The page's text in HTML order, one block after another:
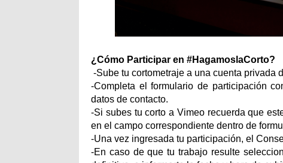
¿Cómo Participar en #HagamoslaCorto?
-Sube tu cortometraje a una cuenta privada
-Completa el formulario de participación
datos de contacto.
-Si subes tu corto a Vimeo recuerda que
en el campo correspondiente dentro de
-Una vez ingresada tu participación, el
-En caso de que tu trabajo resulte